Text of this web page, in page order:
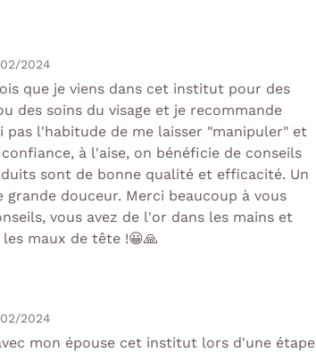
2024
que je viens dans cet institut pour des
des soins du visage et je recommande
pas l'habitude de me laisser "manipuler" et
à l'aise, on bénéficie de conseils
sont de bonne qualité et efficacité. Un
grande douceur. Merci beaucoup à vous
vous avez de l'or dans les mains et
maux de tête !😀🙏
2024
mon épouse cet institut lors d'une étape